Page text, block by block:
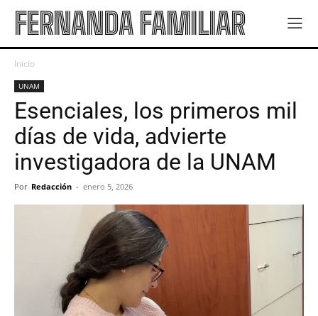
FERNANDA FAMILIAR
Inicio
UNAM
Esenciales, los primeros mil
días de vida, advierte
investigadora de la UNAM
Por Redacción - enero 5, 2026